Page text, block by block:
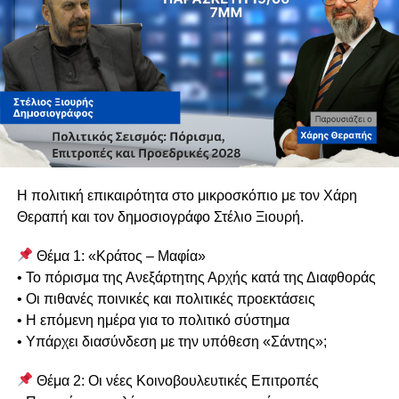
Κι όμως, λίγα χρόνια αργότερα, η Αρχή κατά της
Διαφθοράς, μέσω μιας εκτεταμένης έρευνας, εντόπισε
στοιχεία και ενδείξεις που οδήγησαν σε διαπίστωση
πιθανής διάπραξης σοβαρών ποινικών αδικημάτων, με
αποτέλεσμα να ακολουθήσει νέα αστυνομική διερεύνηση.
Το εύλογο ερώτημα δεν αφορά μόνο την ουσία της
Αφορά το πώς είναι δυνατόν στοιχεία που κρίθηκαν ικανά
εντοπιστεί ή αξιολογηθεί στην πρώτη έρευνα.
Και ακόμη περισσότερο, γιατί τότε δεν ζητήθηκαν
συμπληρωματικές ανακρίσεις ή περαιτέρω διερεύνηση.
Η αξιοπιστία της Δικαιοσύνης δεν κρίνεται μόνο από τις
Η πολιτική επικαιρότητα στο μικροσκόπιο με τον Χάρη
Θεραπή και τον δημοσιογράφο Στέλιο Ξιουρή.
Θέμα 1: «Κράτος – Μαφία»
• Το πόρισμα της Ανεξάρτητης Αρχής κατά της Διαφθοράς
• Οι πιθανές ποινικές και πολιτικές προεκτάσεις
• Η επόμενη ημέρα για το πολιτικό σύστημα
• Υπάρχει διασύνδεση με την υπόθεση «Σάντης»;
Θέμα 2: Οι νέες Κοινοβουλευτικές Επιτροπές